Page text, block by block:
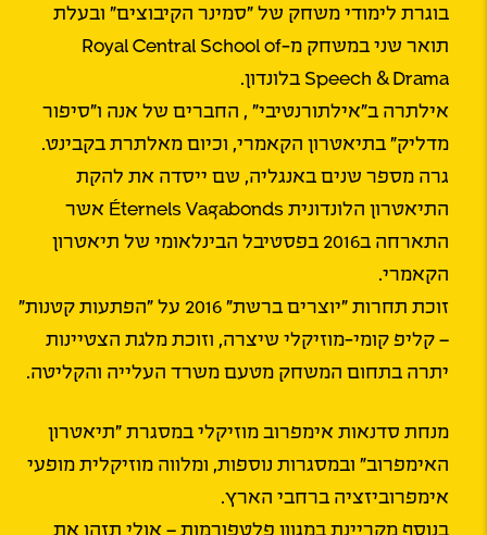
בוגרת לימודי משחק של "סמינר הקיבוצים" ובעלת
תואר שני במשחק מ-Royal Central School of
Speech & Drama בלונדון.
אילתרה ב"אילתורנטיבי" , החברים של אנה ו"סיפור
מדליק" בתיאטרון הקאמרי, וכיום מאלתרת בקבינט.
גרה מספר שנים באנגליה, שם ייסדה את להקת
התיאטרון הלונדונית Éternels Vagabonds אשר
התארחה ב2016 בפסטיבל הבינלאומי של תיאטרון
הקאמרי.
זוכת תחרות "יוצרים ברשת" 2016 על "הפתעות קטנות"
– קליפ קומי-מוזיקלי שיצרה, וזוכת מלגת הצטיינות
יתרה בתחום המשחק מטעם משרד העלייה והקליטה.
מנחת סדנאות אימפרוב מוזיקלי במסגרת "תיאטרון
האימפרוב" ובמסגרות נוספות, ומלווה מוזיקלית מופעי
אימפרוביזציה ברחבי הארץ.
בנוסף מקריינת במגוון פלטפורמות – אולי תזהו את